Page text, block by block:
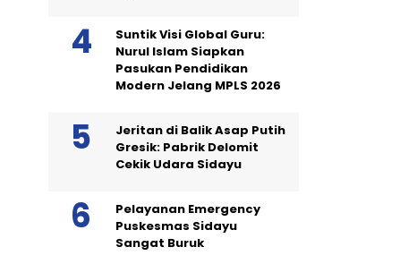
Suntik Visi Global Guru:
Nurul Islam Siapkan
Pasukan Pendidikan
Modern Jelang MPLS 2026
Jeritan di Balik Asap Putih
Gresik: Pabrik Delomit
Cekik Udara Sidayu
Pelayanan Emergency
Puskesmas Sidayu
Sangat Buruk